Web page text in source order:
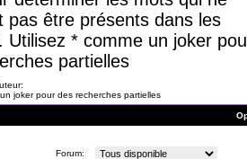
pas être présents dans les
Utilisez * comme un joker
partielles
joker pour des recherches partielles
Forum: